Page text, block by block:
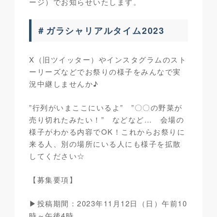
＃ガラシャリアルタイム2023
X（旧ツイッター）やインスタグラムのスト
ーリーズなどでお祭りの様子をみんなで実
況中継しませんか♪
”行列がいまここにいるよ” ”〇〇の野菜が
売り切れたみたい！” などなど… 会場の
様子がわかる内容でOK！これからお祭りに
来る人、別の場所にいる人にも様子を拡散
してください☆
【募集要項】
▶投稿期間：2023年11月12日（日）午前10